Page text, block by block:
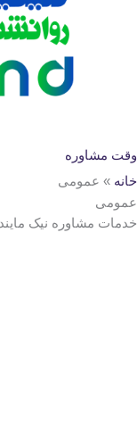
وقت مشاوره
خانه » عمومی
عمومی
خدمات مشاوره نیک مایند